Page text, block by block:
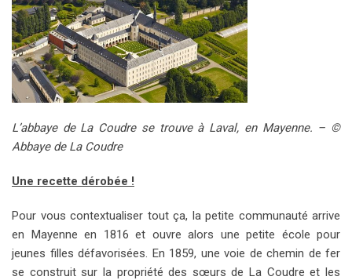
L’abbaye de La Coudre se trouve à Laval, en Mayenne. – ©
Abbaye de La Coudre
Une recette dérobée !
Pour vous contextualiser tout ça, la petite communauté arrive
en Mayenne en 1816 et ouvre alors une petite école pour
jeunes filles défavorisées. En 1859, une voie de chemin de fer
se construit sur la propriété des sœurs de La Coudre et les